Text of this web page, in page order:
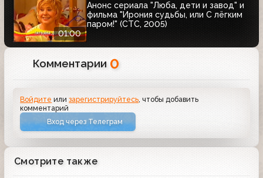
01:00
Анонс сериала "Люба, дети и завод" и
фильма "Ирония судьбы, или С лёгким
паром!" (СТС, 2005)
Комментарии 0
Войдите илизарегистрируйтесь , чтобы добавить
комментарий
Вход через Телеграм
Смотрите также